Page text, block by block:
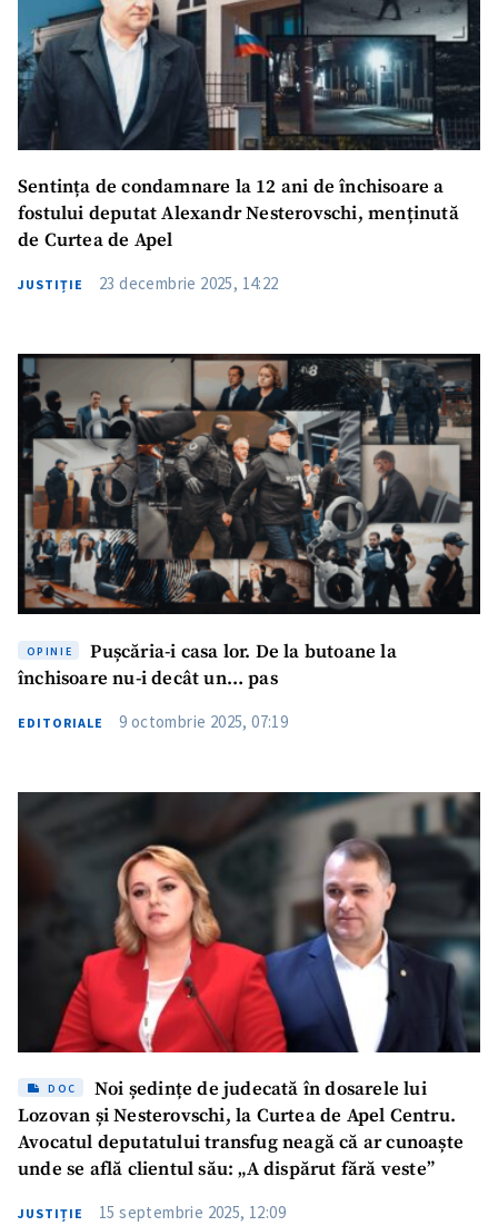
Sentința de condamnare la 12 ani de închisoare a
fostului deputat Alexandr Nesterovschi, menținută
de Curtea de Apel
JUSTIȚIE 23 decembrie 2025, 14:22
OPINIE
Pușcăria-i casa lor. De la butoane la
închisoare nu-i decât un… pas
EDITORIALE 9 octombrie 2025, 07:19
DOC
Noi ședințe de judecată în dosarele lui
Lozovan și Nesterovschi, la Curtea de Apel Centru.
Avocatul deputatului transfug neagă că ar cunoaște
unde se află clientul său: „A dispărut fără veste”
JUSTIȚIE 15 septembrie 2025, 12:09